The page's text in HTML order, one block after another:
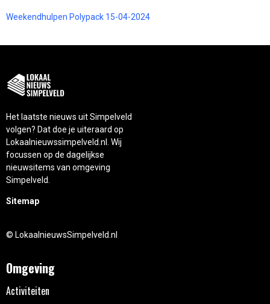
Weekendhulpen Polypack 15-04-2024
Het laatste nieuws uit Simpelveld
volgen? Dat doe je uiteraard op
Lokaalnieuwssimpelveld.nl. Wij
focussen op de dagelijkse
nieuwsitems van omgeving
Simpelveld.
Sitemap
© LokaalnieuwsSimpelveld.nl
Omgeving
Activiteiten